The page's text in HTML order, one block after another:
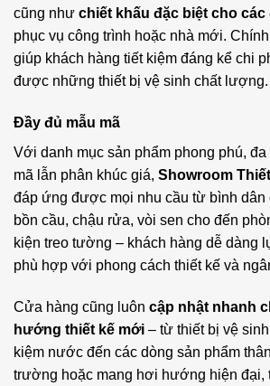
cũng như chiết khấu đặc biệt cho
phục vụ công trình hoặc nhà mới.
giúp khách hàng tiết kiệm đáng kể chi
được những thiết bị vệ sinh chất lượng.
Đầy đủ mẫu mã
Với danh mục sản phẩm phong phú, đa
mã lẫn phân khúc giá, Showroom
đáp ứng được mọi nhu cầu từ bình dân
bồn cầu, chậu rửa, vòi sen cho đến
kiện treo tường – khách hàng dễ dàng
phù hợp với phong cách thiết kế và
Cửa hàng cũng luôn cập nhật nhanh
hướng thiết kế mới – từ thiết bị vệ
kiệm nước đến các dòng sản phẩm
trường hoặc mang hơi hướng hiện đại,